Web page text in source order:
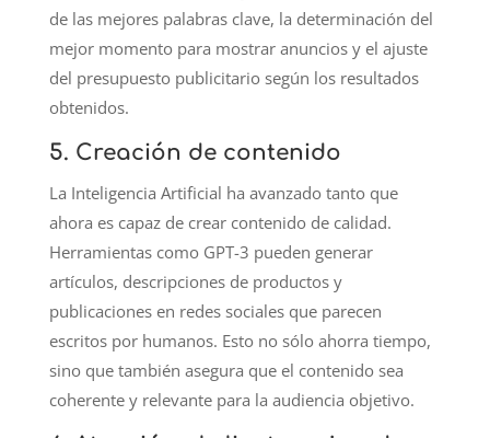
de las mejores palabras clave, la determinación del
mejor momento para mostrar anuncios y el ajuste
del presupuesto publicitario según los resultados
obtenidos.
5. Creación de contenido
La Inteligencia Artificial ha avanzado tanto que
ahora es capaz de crear contenido de calidad.
Herramientas como GPT-3 pueden generar
artículos, descripciones de productos y
publicaciones en redes sociales que parecen
escritos por humanos. Esto no sólo ahorra tiempo,
sino que también asegura que el contenido sea
coherente y relevante para la audiencia objetivo.